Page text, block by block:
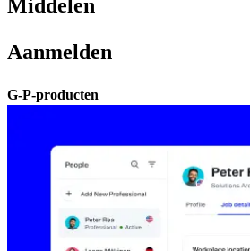
Middelen​​
Aanmelden​​
G-P-producten​​